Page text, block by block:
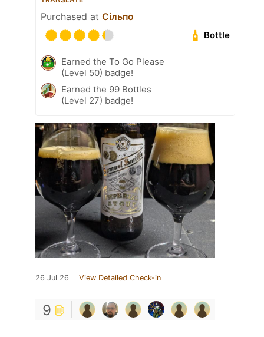
Purchased at Сільпо
Bottle
Earned the To Go Please
(Level 50) badge!
Earned the 99 Bottles
(Level 27) badge!
26 Jul 26 View Detailed Check-in
9